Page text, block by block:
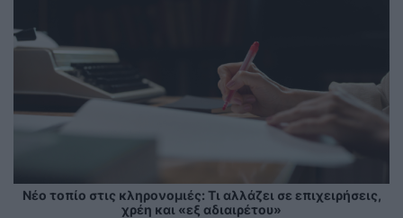
Νέο τοπίο στις κληρονομιές: Τι αλλάζει σε επιχειρήσεις,
χρέη και «εξ αδιαιρέτου»